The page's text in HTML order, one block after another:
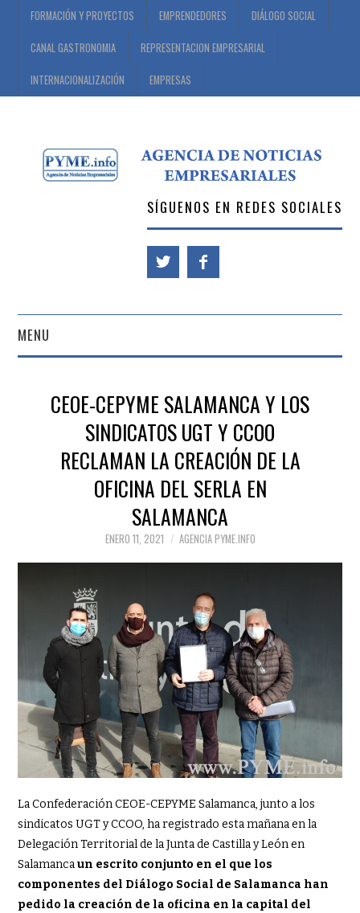
FORMACIÓN Y PROYECTOS EMPRENDEDORES DIÁLOGO SOCIAL
CANAL GASTRONOMIA REPRESENTACION EMPRESARIAL
INTERNACIONALIZACIÓN EMPRESAS
SÍGUENOS EN REDES SOCIALES
MENU
CEOE-CEPYME SALAMANCA Y LOS
SINDICATOS UGT Y CCOO
RECLAMAN LA CREACIÓN DE LA
OFICINA DEL SERLA EN
SALAMANCA
ENERO 11, 2021 AGENCIA PYME.INFO
La Confederación CEOE-CEPYME Salamanca, junto a los
sindicatos UGT y CCOO, ha registrado esta mañana en la
Delegación Territorial de la Junta de Castilla y León en
Salamancaun escrito conjunto en el que los
componentes del Diálogo Social de Salamanca han
pedido la creación de la oficina en la capital del